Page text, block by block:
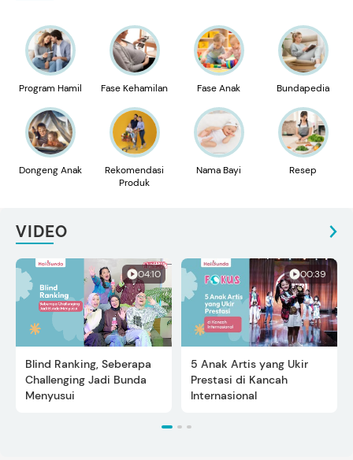
Program Hamil Fase Kehamilan Fase Anak Bundapedia
Dongeng Anak
Rekomendasi
Produk
Nama Bayi Resep
VIDEO
04:10
Blind Ranking, Seberapa
Challenging Jadi Bunda
Menyusui
00:39
5 Anak Artis yang Ukir
Prestasi di Kancah
Internasional